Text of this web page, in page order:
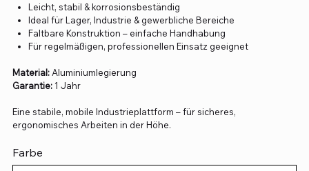
Leicht, stabil & korrosionsbeständig
Ideal für Lager, Industrie & gewerbliche Bereiche
Faltbare Konstruktion – einfache Handhabung
Für regelmäßigen, professionellen Einsatz geeignet
Material:Aluminiumlegierung
Garantie:1 Jahr
Eine stabile, mobile Industrieplattform – für sicheres,
ergonomisches Arbeiten in der Höhe.
Farbe